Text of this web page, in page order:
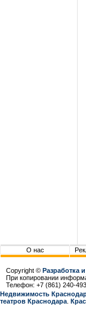
О нас
Copyright © Разработка
При копировании
Телефон: +7 (861) 240-
Недвижимость
театров Краснодара